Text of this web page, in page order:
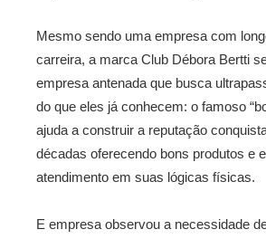
Mesmo sendo uma empresa com
carreira, a marca Club Débora Bertti
empresa antenada que busca
do que eles já conhecem: o famoso
ajuda a construir a reputação
décadas oferecendo bons produtos e
atendimento em suas lógicas físicas.
E empresa observou a necessidade